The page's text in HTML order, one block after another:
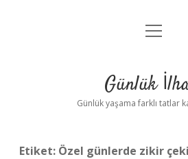
Anasayfa
Yasal Uyarı
menüyü
Günlük
Günlük yaşama farklı tatlar
Etiket: Özel günlerde zikir